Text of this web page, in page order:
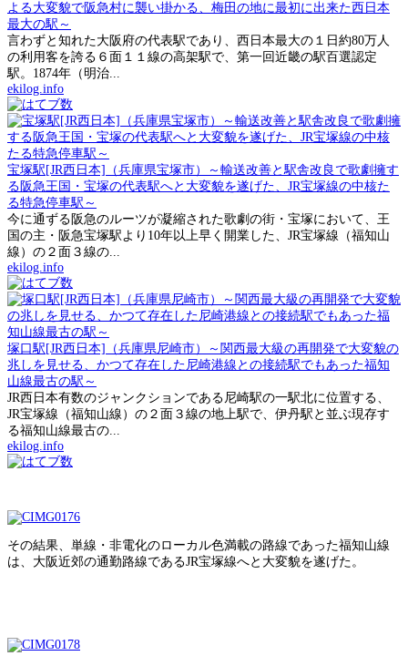
よる大変貌で阪急村に襲い掛かる、梅田の地に最初に出来た西日本
最大の駅～
言わずと知れた大阪府の代表駅であり、西日本最大の１日約80万人
の利用客を誇る６面１１線の高架駅で、第一回近畿の駅百選認定
駅。1874年（明治...
ekilog.info
宝塚駅[JR西日本]（兵庫県宝塚市）～輸送改善と駅舎改良で歌劇擁す
る阪急王国・宝塚の代表駅へと大変貌を遂げた、JR宝塚線の中核た
る特急停車駅～
今に通ずる阪急のルーツが凝縮された歌劇の街・宝塚において、王
国の主・阪急宝塚駅より10年以上早く開業した、JR宝塚線（福知山
線）の２面３線の...
ekilog.info
塚口駅[JR西日本]（兵庫県尼崎市）～関西最大級の再開発で大変貌の
兆しを見せる、かつて存在した尼崎港線との接続駅でもあった福知
山線最古の駅～
JR西日本有数のジャンクションである尼崎駅の一駅北に位置する、
JR宝塚線（福知山線）の２面３線の地上駅で、伊丹駅と並ぶ現存す
る福知山線最古の...
ekilog.info
その結果、単線・非電化のローカル色満載の路線であった福知山線
は、大阪近郊の通勤路線であるJR宝塚線へと大変貌を遂げた。